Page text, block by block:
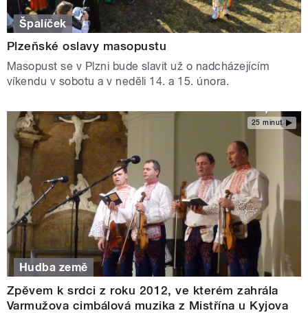
Špalíček
Plzeňské oslavy masopustu
Masopust se v Plzni bude slavit už o nadcházejícím
víkendu v sobotu a v neděli 14. a 15. února.
25 minut
Hudba země
Zpěvem k srdci z roku 2012, ve kterém zahrála
Varmužova cimbálová muzika z Mistřína u Kyjova